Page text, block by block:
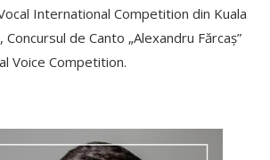
International Competition din Kuala
de Canto „Alexandru Fărcaș”
Voice Competition.